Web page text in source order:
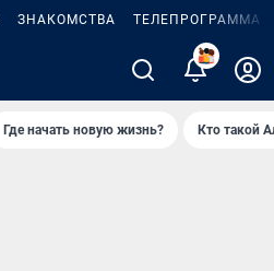
ЗНАКОМСТВА ТЕЛЕПРОГРАММА
2
Где начать новую жизнь? Кто такой